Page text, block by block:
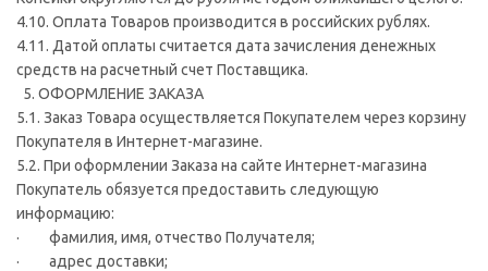
4.10. Оплата Товаров производится в российских рублях.
4.11. Датой оплаты считается дата зачисления денежных
средств на расчетный счет Поставщика.
5. ОФОРМЛЕНИЕ ЗАКАЗА
5.1. Заказ Товара осуществляется Покупателем через корзину
Покупателя в Интернет-магазине.
5.2. При оформлении Заказа на сайте Интернет-магазина
Покупатель обязуется предоставить следующую
информацию:
· фамилия, имя, отчество Получателя;
· адрес доставки;